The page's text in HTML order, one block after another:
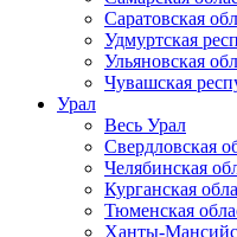
Саратовская
Удмуртская
Ульяновская
Чувашская
Урал
Весь Урал
Свердловская
Челябинская
Курганская
Тюменская
Ханты-